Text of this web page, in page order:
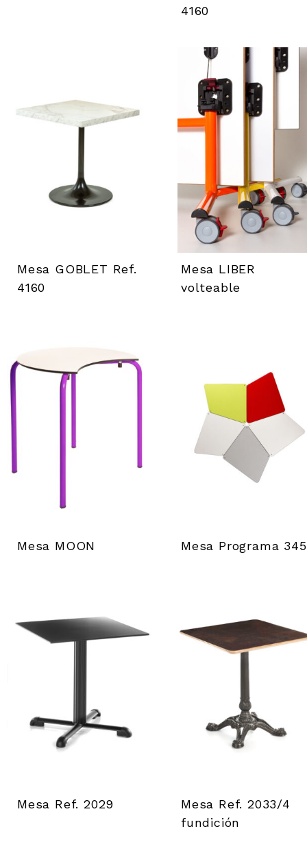
4160
Mesa GOBLET Ref.
4160
Mesa LIBER
volteable
Mesa MOON Mesa Programa 345
Mesa Ref. 2029
Mesa Ref. 2033/4
fundición